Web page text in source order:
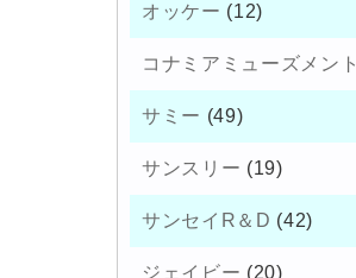
オッケー (12)
コナミアミューズメント
サミー (49)
サンスリー (19)
サンセイR＆D (42)
ジェイビー (20)